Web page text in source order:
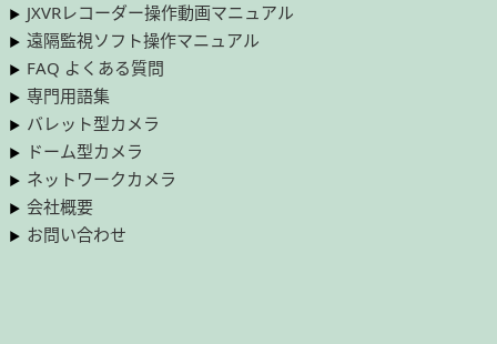
JXVRレコーダー操作動画マニュアル
遠隔監視ソフト操作マニュアル
FAQ よくある質問
専門用語集
バレット型カメラ
ドーム型カメラ
ネットワークカメラ
会社概要
お問い合わせ